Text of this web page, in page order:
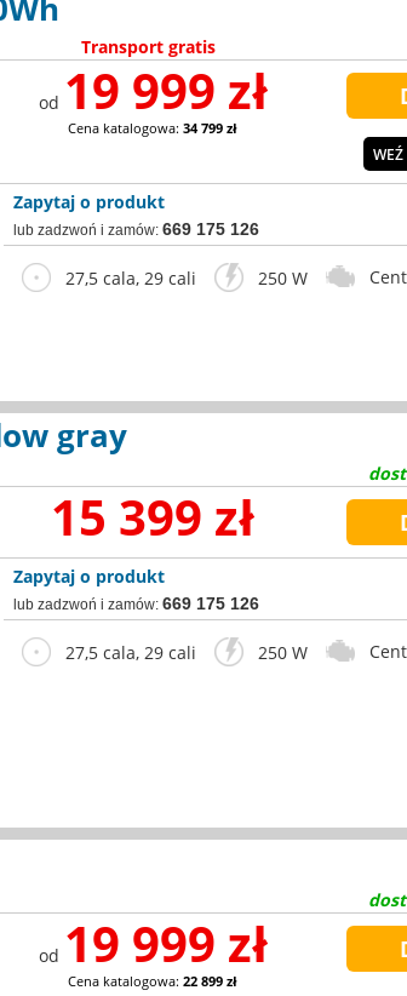
Transport gratis
od 19 999 zł
Cena katalogowa:34 799 zł
Zapytaj o produkt
lub zadzwoń i zamów:669 175 126
27,5 cala, 29 cali 250 W
gray
15 399 zł
Zapytaj o produkt
lub zadzwoń i zamów:669 175 126
27,5 cala, 29 cali 250 W
od 19 999 zł
Cena katalogowa:22 899 zł